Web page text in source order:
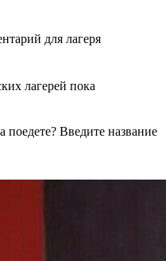
для лагеря
лагерей пока
поедете? Введите название